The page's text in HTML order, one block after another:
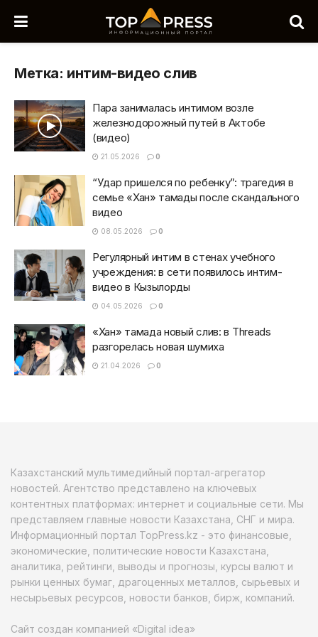
Метка: интим-видео слив
Пара занималась интимом возле
железнодорожный путей в Актобе
(видео)
21.05.2026 0
“Удар пришелся по ребенку”: трагедия в
семье «Хан» тамады после скандального
видео
08.05.2026 0
Регулярный интим в стенах учебного
учреждения: в сети появилось интим-
видео в Кызылорды
04.05.2026 0
«Хан» тамада новый слив: в Threads
разгорелась новая шумиха
21.04.2026 0
Казахстанский мультимедийный портал-агрегатор
новостей. Агентство представлено на ключевых
контентных платформах: интернет и социальные сети. Мы
представляем главные новости Казахстана, СНГ и мира.
Информационный портал TopPress.kz - это финансовые,
экономические, политические новости Казахстана,
аналитика, рейтинги, выводы и прогнозы, курсы валют и
рынки ценных бумаг, драгоценных металлов, сырьевых и
несырьевых ресурсов, новости банков, бирж, компаний.
Сайт создан компанией «Digital idea»